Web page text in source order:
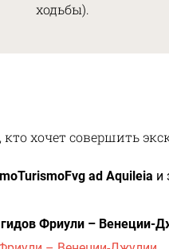
ходьбы).
хочет совершить
ad Aquileia и
гидов Фриули – Венеции-